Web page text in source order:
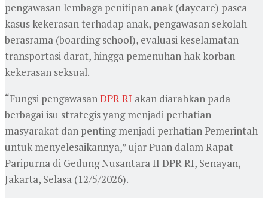
pengawasan lembaga penitipan anak (daycare) pasca
kasus kekerasan terhadap anak, pengawasan sekolah
berasrama (boarding school), evaluasi keselamatan
transportasi darat, hingga pemenuhan hak korban
kekerasan seksual.
“Fungsi pengawasanDPR RI akan diarahkan pada
berbagai isu strategis yang menjadi perhatian
masyarakat dan penting menjadi perhatian Pemerintah
untuk menyelesaikannya,” ujar Puan dalam Rapat
Paripurna di Gedung Nusantara II DPR RI, Senayan,
Jakarta, Selasa (12/5/2026).